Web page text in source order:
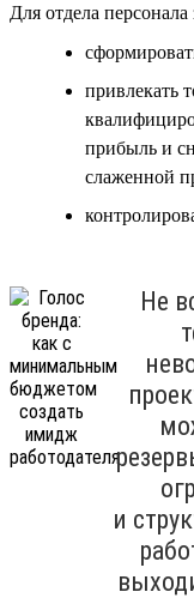
Для отдела персонала
привлекать
прибыль и
слаженной
Не
и